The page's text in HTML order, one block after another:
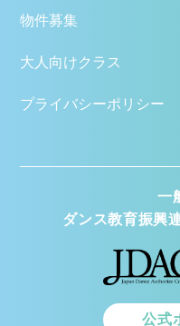
物件募集
大人向けクラス
プライバシーポリシー
一
ダンス教育振興
公式